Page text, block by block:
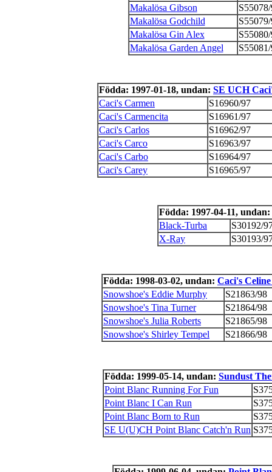
Makalösa Gibson
Makalösa Godchild
Makalösa Gin Alex
Makalösa Garden Angel
Födda: 1997-01-18, undan: SE UCH
Caci's Carmen
S16960/97
Caci's Carmencita
S16961/97
Caci's Carlos
S16962/97
Caci's Carco
S16963/97
Caci's Carbo
S16964/97
Caci's Carey
S16965/97
Födda: 1997-04-11, undan:
Black-Turba
S30192/
X-Ray
S30193/
Födda: 1998-03-02, undan: Caci's
Snowshoe's Eddie Murphy
S21863/98
Snowshoe's Tina Turner
S21864/98
Snowshoe's Julia Roberts
S21865/98
Snowshoe's Shirley Tempel
S21866/98
Födda: 1999-05-14, undan: Sundust
Point Blanc Running For Fun
Point Blanc I Can Run
Point Blanc Born to Run
SE U(U)CH Point Blanc Catch'n Run